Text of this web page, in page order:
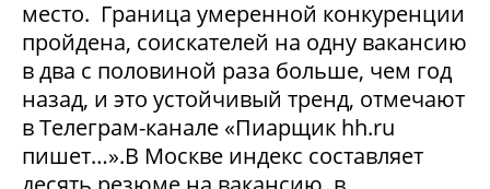
место. Граница умеренной конкуренции
пройдена, соискателей на одну вакансию
в два с половиной раза больше, чем год
назад, и это устойчивый тренд, отмечают
в Телеграм-канале «Пиарщик hh.ru
пишет…».В Москве индекс составляет